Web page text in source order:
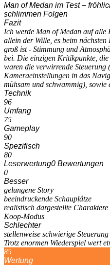
Man of Medan im Test –
schlimmen Folgen
Fazit
Ich werde Man of Medan auf alle
allein der Wille, es beim
groß ist - Stimmung und
bei. Die einzigen Kritikpunkte,
waren die verwirrende Steuerung
Kameraeinstellungen in das
mühsam und schwammig), sowie
Technik
96
Umfang
75
Gameplay
90
Spezifisch
80
Leserwertung0 Bewertungen
0
Besser
gelungene Story
beeindruckende Schauplätze
realistisch dargestellte Charaktere
Koop-Modus
Schlechter
stellenweise schwierige Steuerung
Trotz enormen Wiederspiel wert
85
Wertung